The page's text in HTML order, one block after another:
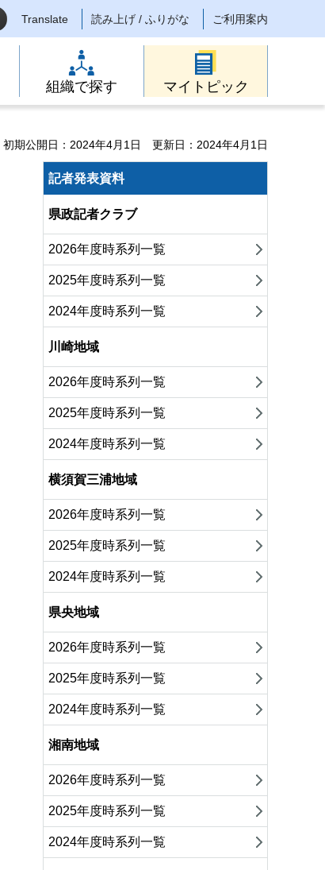
Translate 読み上げ / ふりがな ご利用案内
組織で探す マイトピック
初期公開日：2024年4月1日 更新日：2024年4月1日
記者発表資料
県政記者クラブ
2026年度時系列一覧
2025年度時系列一覧
2024年度時系列一覧
川崎地域
2026年度時系列一覧
2025年度時系列一覧
2024年度時系列一覧
横須賀三浦地域
2026年度時系列一覧
2025年度時系列一覧
2024年度時系列一覧
県央地域
2026年度時系列一覧
2025年度時系列一覧
2024年度時系列一覧
湘南地域
2026年度時系列一覧
2025年度時系列一覧
2024年度時系列一覧